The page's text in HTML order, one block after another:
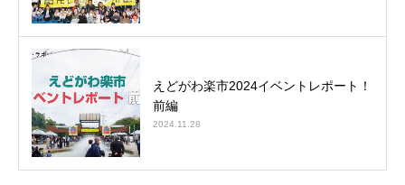
えどがわ楽市2024イベントレポート！
前編
2024.11.28